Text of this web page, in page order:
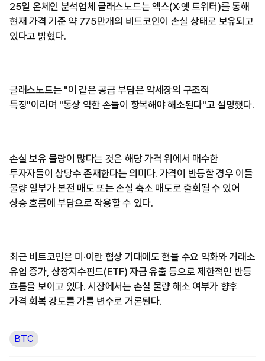
25일 온체인 분석업체 글래스노드는 엑스(X·옛 트위터)를 통해
현재 가격 기준 약 775만개의 비트코인이 손실 상태로 보유되고
있다고 밝혔다.
글래스노드는 "이 같은 공급 부담은 약세장의 구조적
특징"이라며 "통상 약한 손들이 항복해야 해소된다"고 설명했다.
손실 보유 물량이 많다는 것은 해당 가격 위에서 매수한
투자자들이 상당수 존재한다는 의미다. 가격이 반등할 경우 이들
물량 일부가 본전 매도 또는 손실 축소 매도로 출회될 수 있어
상승 흐름에 부담으로 작용할 수 있다.
최근 비트코인은 미·이란 협상 기대에도 현물 수요 약화와 거래소
유입 증가, 상장지수펀드(ETF) 자금 유출 등으로 제한적인 반등
흐름을 보이고 있다. 시장에서는 손실 물량 해소 여부가 향후
가격 회복 강도를 가를 변수로 거론된다.
BTC